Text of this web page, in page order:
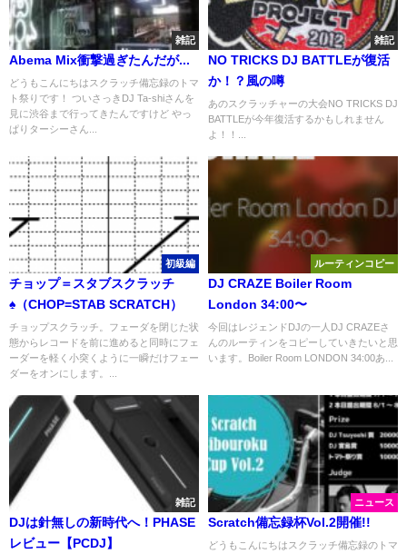
雑記
Abema Mix衝撃過ぎたんだが...
どうもこんにちはスクラッチ備忘録のトマ
ト祭りです！ ついさっきDJ Ta-shiさんを
見に渋谷まで行ってきたんですけど やっ
ぱりターシーさん...
雑記
NO TRICKS DJ BATTLEが復活
か！？風の噂
あのスクラッチャーの大会NO TRICKS DJ
BATTLEが今年復活するかもしれません
よ！！...
初級編
チョップ＝スタブスクラッチ
♠（CHOP=STAB SCRATCH）
チョップスクラッチ。フェーダを閉じた状
態からレコードを前に進めると同時にフェ
ーダーを軽く小突くように一瞬だけフェー
ダーをオンにします。...
ルーティンコピー
DJ CRAZE Boiler Room
London 34:00〜
今回はレジェンドDJの一人DJ CRAZEさ
んのルーティンをコピーしていきたいと思
います。Boiler Room LONDON 34:00あ...
雑記
DJは針無しの新時代へ！PHASE
レビュー【PCDJ】
ニュース
Scratch備忘録杯Vol.2開催!!
どうもこんにちはスクラッチ備忘録のトマ